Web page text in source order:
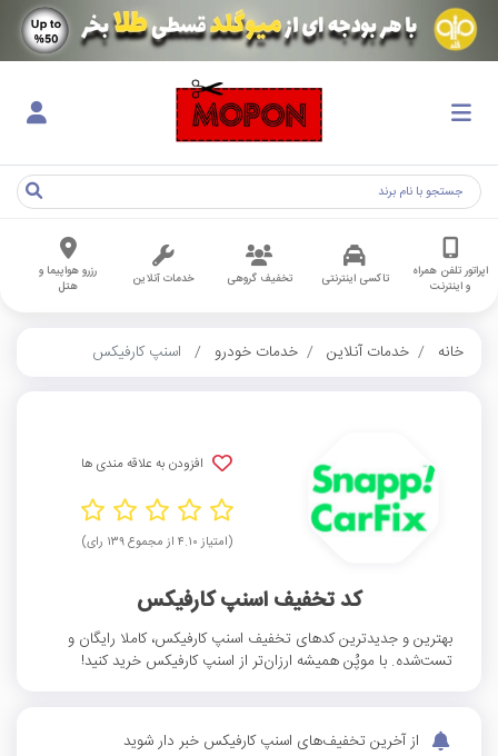
اپراتور تلفن همراه
و اینترنت
تاکسی اینترنتی تخفیف گروهی خدمات آنلاین
رزرو هواپیما و
هتل
خانه خدمات آنلاین خدمات خودرو اسنپ کارفیکس
افزودن به علاقه مندی ها
(امتیاز ۴.۱۰ از مجموع ۱۳۹ رای)
کد تخفیف اسنپ کارفیکس
بهترین و جدیدترین کدهای تخفیف اسنپ کارفیکس، کاملا رایگان و
تست‌شده. با موپُن همیشه ارزان‌تر از اسنپ کارفیکس خرید کنید!
از آخرین تخفیف‌های اسنپ کارفیکس خبر دار شوید